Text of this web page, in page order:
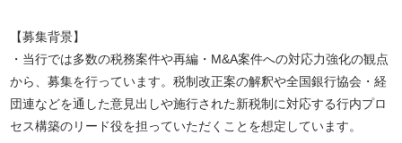
【募集背景】
・当行では多数の税務案件や再編・M&A案件への対応力強化の観点
から、募集を行っています。税制改正案の解釈や全国銀行協会・経
団連などを通した意見出しや施行された新税制に対応する行内プロ
セス構築のリード役を担っていただくことを想定しています。